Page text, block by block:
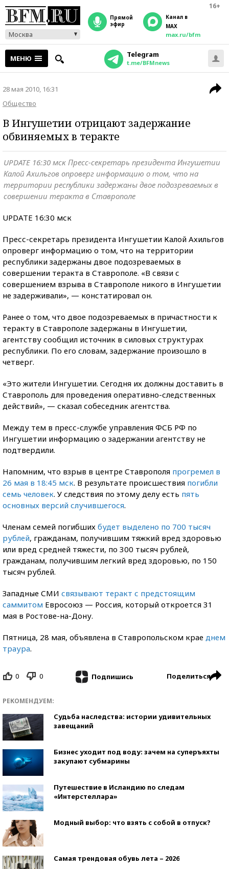
16+
Москва
прямой
эфир
Канал в
MAX
max.ru/bfm
МЕНЮ Telegram
t.me/BFMnews
28 мая 2010, 16:31
Общество
В Ингушетии отрицают задержание
обвиняемых в теракте
UPDATE 16:30 мск Пресс-секретарь президента Ингушетии
Калой Ахильгов опроверг информацию о том, что на
территории республики задержаны двое подозреваемых в
совершении теракта в Ставрополе
UPDATE 16:30 мск
Пресс-секретарь президента Ингушетии Калой Ахильгов
опроверг информацию о том, что на территории
республики задержаны двое подозреваемых в
совершении теракта в Ставрополе. «В связи с
совершением взрыва в Ставрополе никого в Ингушетии
не задерживали», — констатировал он.
Ранее о том, что двое подозреваемых в причастности к
теракту в Ставрополе задержаны в Ингушетии,
агентству сообщил источник в силовых структурах
республики. По его словам, задержание произошло в
четверг.
«Это жители Ингушетии. Сегодня их должны доставить в
Ставрополь для проведения оперативно-следственных
действий», — сказал собеседник агентства.
Между тем в пресс-службе управления ФСБ РФ по
Ингушетии информацию о задержании агентству не
подтвердили.
Напомним, что взрыв в центре Ставрополя прогремел в
26 мая в 18:45 мск. В результате происшествия погибли
семь человек. У следствия по этому делу есть пять
основных версий случившегося.
Членам семей погибших будет выделено по 700 тысяч
рублей, гражданам, получившим тяжкий вред здоровью
или вред средней тяжести, по 300 тысяч рублей,
гражданам, получившим легкий вред здоровью, по 150
тысяч рублей.
Западные СМИ связывают теракт с предстоящим
саммитом Евросоюз — Россия, который откроется 31
мая в Ростове-на-Дону.
Пятница, 28 мая, объявлена в Ставропольском крае днем
траура.
0 0 Подпишись Поделиться
РЕКОМЕНДУЕМ:
Судьба наследства: истории удивительных
завещаний
Бизнес уходит под воду: зачем на суперъяхты
закупают субмарины
Путешествие в Исландию по следам
«Интерстеллара»
Модный выбор: что взять с собой в отпуск?
Самая трендовая обувь лета – 2026